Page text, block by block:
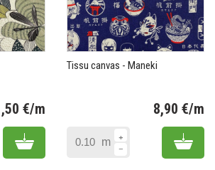
€/m
Add to cart
Tissu canvas - Maneki
8,90 €/m
m Add